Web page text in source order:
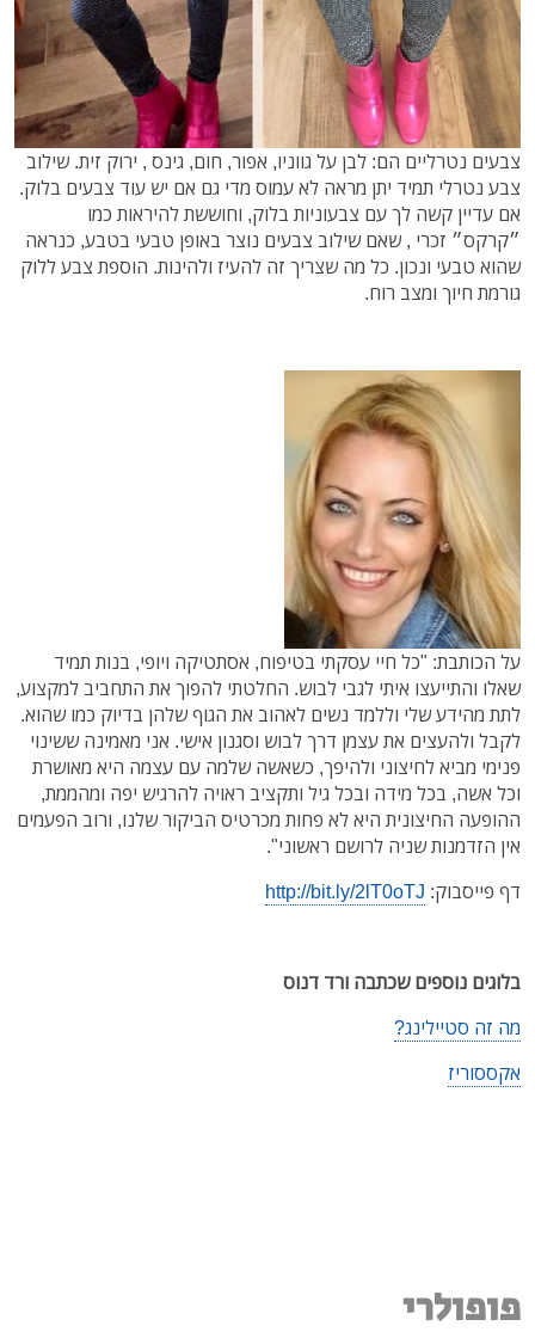
צבעים נטרליים הם: לבן על גווניו, אפור, חום, גינס , ירוק זית. שילוב
צבע נטרלי תמיד יתן מראה לא עמוס מדי גם אם יש עוד צבעים בלוק.
אם עדיין קשה לך עם צבעוניות בלוק, וחוששת להיראות כמו
״קרקס״ זכרי , שאם שילוב צבעים נוצר באופן טבעי בטבע, כנראה
שהוא טבעי ונכון. כל מה שצריך זה להעיז ולהינות. הוספת צבע ללוק
גורמת חיוך ומצב רוח.
על הכותבת: "כל חיי עסקתי בטיפוח, אסתטיקה ויופי, בנות תמיד
שאלו והתייעצו איתי לגבי לבוש. החלטתי להפוך את התחביב למקצוע,
לתת מהידע שלי וללמד נשים לאהוב את הגוף שלהן בדיוק כמו שהוא.
לקבל ולהעצים את עצמן דרך לבוש וסגנון אישי. אני מאמינה ששינוי
פנימי מביא לחיצוני ולהיפך, כשאשה שלמה עם עצמה היא מאושרת
וכל אשה, בכל מידה ובכל גיל ותקציב ראויה להרגיש יפה ומהממת,
ההופעה החיצונית היא לא פחות מכרטיס הביקור שלנו, ורוב הפעמים
אין הזדמנות שניה לרושם ראשוני".
דף פייסבוק: http://bit.ly/2lT0oTJ
בלוגים נוספים שכתבה ורד דנוס
מה זה סטיילינג?
אקססוריז
פופולרי